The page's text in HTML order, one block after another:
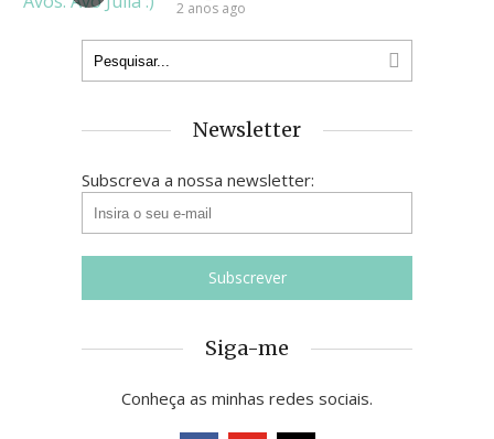
2 anos ago
Newsletter
Subscreva a nossa newsletter:
Siga-me
Conheça as minhas redes sociais.